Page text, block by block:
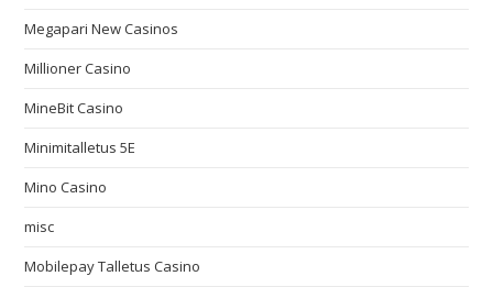
Megapari New Casinos
Millioner Casino
MineBit Casino
Minimitalletus 5E
Mino Casino
misc
Mobilepay Talletus Casino